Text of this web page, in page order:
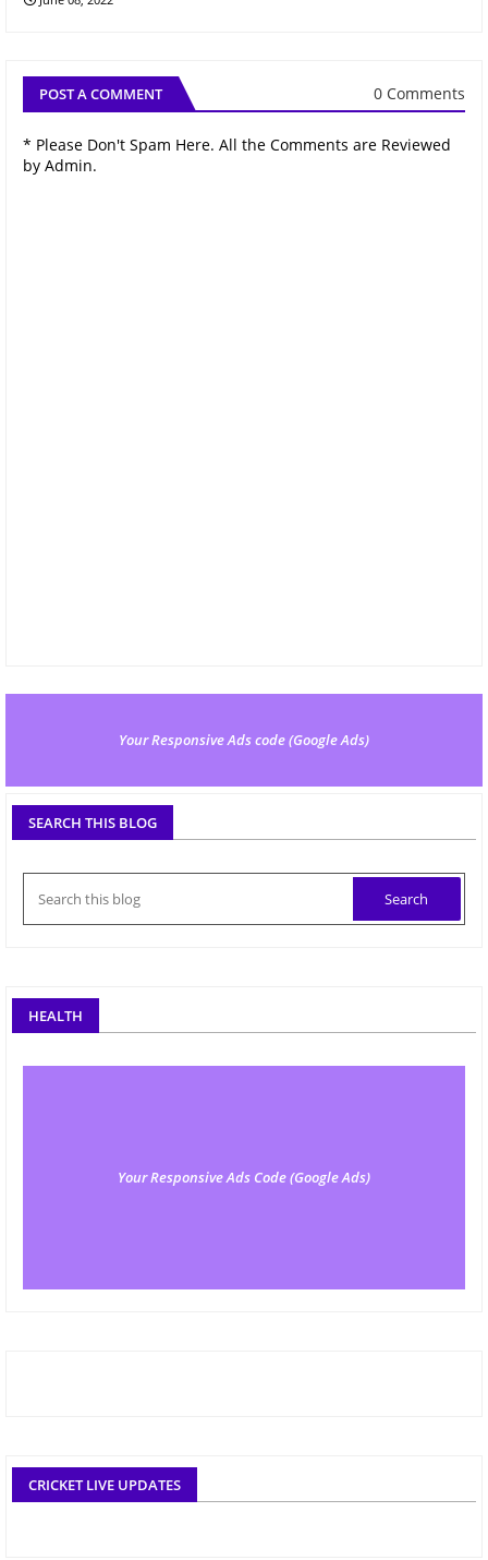
POST A COMMENT 0 Comments
* Please Don't Spam Here. All the Comments are Reviewed
by Admin.
Your Responsive Ads code (Google Ads)
SEARCH THIS BLOG
HEALTH
Your Responsive Ads Code (Google Ads)
CRICKET LIVE UPDATES